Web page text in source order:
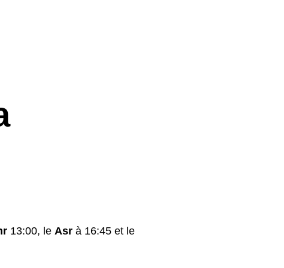
13:00, le Asr à 16:45 et le